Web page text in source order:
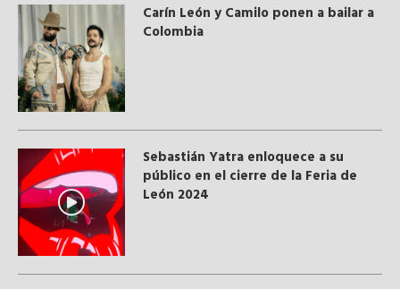
Carín León y Camilo ponen a bailar a
Colombia
Sebastián Yatra enloquece a su
público en el cierre de la Feria de
León 2024